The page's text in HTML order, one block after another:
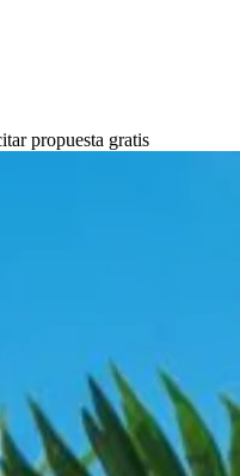
propuesta gratis